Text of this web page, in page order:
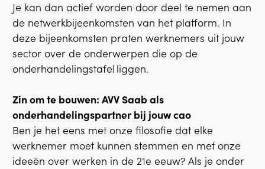
Je kan dan actief worden door deel te nemen aan
de netwerkbijeenkomsten van het platform. In
deze bijeenkomsten praten werknemers uit jouw
sector over de onderwerpen die op de
onderhandelingstafel liggen.
Zin om te bouwen: AVV Saab als
onderhandelingspartner bij jouw cao
Ben je het eens met onze filosofie dat elke
werknemer moet kunnen stemmen en met onze
ideeën over werken in de 21e eeuw? Als je onder